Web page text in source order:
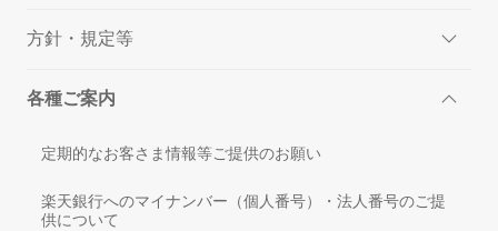
方針・規定等
各種ご案内
定期的なお客さま情報等ご提供のお願い
楽天銀行へのマイナンバー（個人番号）・法人番号のご提
供について